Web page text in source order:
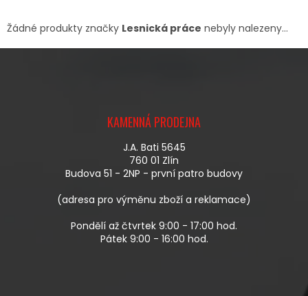
Žádné produkty značky Lesnická práce nebyly nalezeny...
KAMENNÁ PRODEJNA
J.A. Bati 5645
760 01 Zlín
Budova 51 - 2NP - první patro budovy
(adresa pro výměnu zboží a reklamace)
Pondělí až čtvrtek 9:00 - 17:00 hod.
Pátek 9:00 - 16:00 hod.